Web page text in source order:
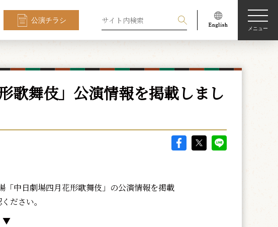
公演チラシ
メニュー
歌舞伎」公演情報を掲載しまし
中日劇場四月花形歌舞伎」の公演情報を掲載
ださい。
▼